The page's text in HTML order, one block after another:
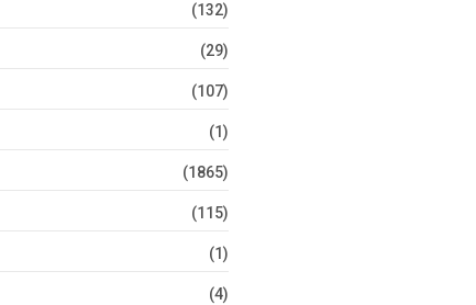
(132)
(29)
(107)
(1)
(1865)
(115)
(1)
(4)